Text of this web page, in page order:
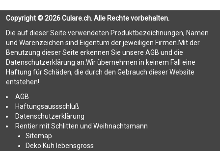
Copyright © 2026 Culare.ch. Alle Rechte vorbehalten.
Die auf dieser Seite verwendeten Produktbezeichnungen, Namen
und Warenzeichen sind Eigentum der jeweiligen Firmen.Mit der
Benutzung dieser Seite erkennen Sie unsere AGB und die
Datenschutzerklärung an.Wir übernehmen in keinem Fall eine
Haftung für Schäden, die durch den Gebrauch dieser Website
entstehen!
AGB
Haftungsaussschluß
Datenschutzerklärung
Rentier mit Schlitten und Weihnachtsmann
Sitemap
Deko Kuh lebensgross